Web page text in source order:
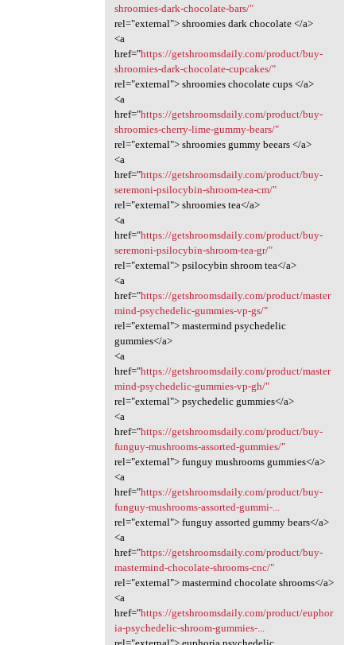
shroomies-dark-chocolate-bars/"
rel="external"> shroomies dark chocolate </a>
<a
href="https://getshroomsdaily.com/product/buy-
shroomies-dark-chocolate-cupcakes/"
rel="external"> shroomies chocolate cups </a>
<a
href="https://getshroomsdaily.com/product/buy-
shroomies-cherry-lime-gummy-bears/"
rel="external"> shroomies gummy beears </a>
<a
href="https://getshroomsdaily.com/product/buy-
seremoni-psilocybin-shroom-tea-cm/"
rel="external"> shroomies tea</a>
<a
href="https://getshroomsdaily.com/product/buy-
seremoni-psilocybin-shroom-tea-gr/"
rel="external"> psilocybin shroom tea</a>
<a
href="https://getshroomsdaily.com/product/master
mind-psychedelic-gummies-vp-gs/"
rel="external"> mastermind psychedelic
gummies</a>
<a
href="https://getshroomsdaily.com/product/master
mind-psychedelic-gummies-vp-gh/"
rel="external"> psychedelic gummies</a>
<a
href="https://getshroomsdaily.com/product/buy-
funguy-mushrooms-assorted-gummies/"
rel="external"> funguy mushrooms gummies</a>
<a
href="https://getshroomsdaily.com/product/buy-
funguy-mushrooms-assorted-gummi-...
rel="external"> funguy assorted gummy bears</a>
<a
href="https://getshroomsdaily.com/product/buy-
mastermind-chocolate-shrooms-cnc/"
rel="external"> mastermind chocolate shrooms</a>
<a
href="https://getshroomsdaily.com/product/euphor
ia-psychedelic-shroom-gummies-...